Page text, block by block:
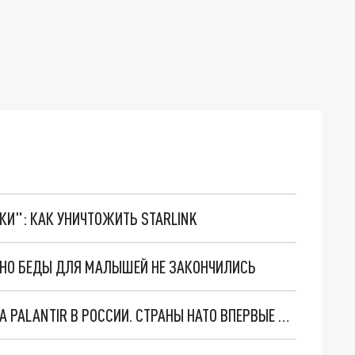
КАК УНИЧТОЖИТЬ STARLINK
БЕДЫ ДЛЯ МАЛЫШЕЙ НЕ ЗАКОНЧИЛИСЬ
"ОЧЕНЬ ПЛОХИЕ НОВОСТИ": БОЛЬШАЯ ОШИБКА PALANTIR В РОССИИ. СТРАНЫ НАТО ВПЕРВЫЕ ЗА СВО ОСТАНОВИЛИ ПОСТАВКИ ОРУЖИЯ. ВСУ ТЕРЯЮТ ПРИГРАНИЧЬЕ?